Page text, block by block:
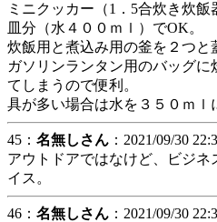
ミニクッカー（1．5合炊き炊
皿分（水４００ｍｌ）でOK。
炊飯用と煮込み用の釜を２つと
ガソリンランタン用のバッグ
てしまうので便利。
具が多い場合は水を３５０ｍｌ
45： 名無しさん ：2021/09/30
アウトドアではなけど、ビジ
イス。
46： 名無しさん ：2021/09/30